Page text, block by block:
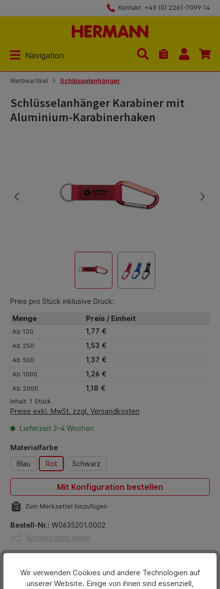
Kontakt: +49 (0) 2261-7099 14
Navigation
Du hast 0
Werbeartikel Schlüsselanhänger
Schlüsselanhänger Karabiner mit
Aluminium-Karabinerhaken
Preis pro Stück inklusive Druck:
Menge Preis / Einheit
Ab 100 1,77 €
Ab 250 1,53 €
Ab 500 1,37 €
Ab 1000 1,26 €
Ab 2000 1,18 €
Inhalt: 1 Stück
Preise exkl. MwSt. zzgl. Versandkosten
Lieferzeit 3-4 Wochen
Materialfarbeauswählen
Blau
Rot Schwarz
Mit Konfiguration bestellen
Zum Merkzettel hinzufügen
Bestell-Nr.: W0635201.0002
Konfiguration teilen
Beschreibung
Farbiger Aluminium-Karabinerhaken, Schlüsselring
Wir verwenden Cookies und andere Technologien auf
unserer Website. Einige von ihnen sind essenziell,